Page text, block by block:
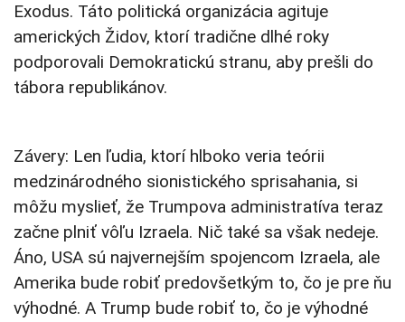
Exodus. Táto politická organizácia agituje
amerických Židov, ktorí tradične dlhé roky
podporovali Demokratickú stranu, aby prešli do
tábora republikánov.
Závery: Len ľudia, ktorí hlboko veria teórii
medzinárodného sionistického sprisahania, si
môžu myslieť, že Trumpova administratíva teraz
začne plniť vôľu Izraela. Nič také sa však nedeje.
Áno, USA sú najvernejším spojencom Izraela, ale
Amerika bude robiť predovšetkým to, čo je pre ňu
výhodné. A Trump bude robiť to, čo je výhodné